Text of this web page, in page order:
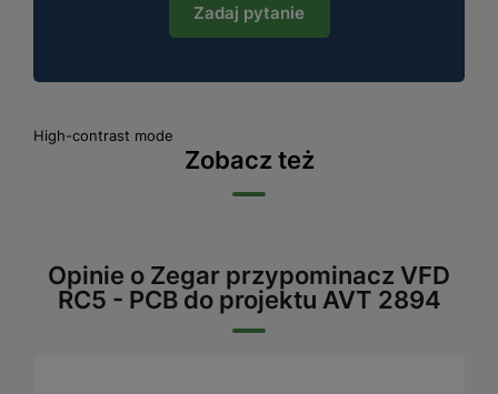
Zadaj pytanie
High-contrast mode
Zobacz też
Opinie o Zegar przypominacz VFD
RC5 - PCB do projektu AVT 2894